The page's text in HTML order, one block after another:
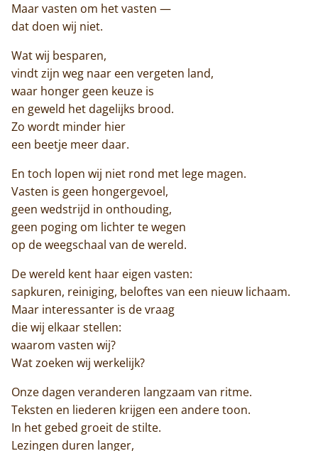
Maar vasten om het vasten —
dat doen wij niet.
Wat wij besparen,
vindt zijn weg naar een vergeten land,
waar honger geen keuze is
en geweld het dagelijks brood.
Zo wordt minder hier
een beetje meer daar.
En toch lopen wij niet rond met lege magen.
Vasten is geen hongergevoel,
geen wedstrijd in onthouding,
geen poging om lichter te wegen
op de weegschaal van de wereld.
De wereld kent haar eigen vasten:
sapkuren, reiniging, beloftes van een nieuw lichaam.
Maar interessanter is de vraag
die wij elkaar stellen:
waarom vasten wij?
Wat zoeken wij werkelijk?
Onze dagen veranderen langzaam van ritme.
Teksten en liederen krijgen een andere toon.
In het gebed groeit de stilte.
Lezingen duren langer,